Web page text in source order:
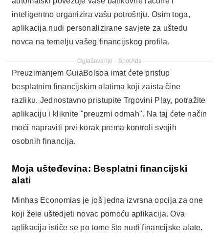
moći napraviti prvi korak prema kontroli svojih
osobnih financija.
Moja ušteđevina: Besplatni financijski
Minhas Economias je još jedna izvrsna opcija za one
koji žele uštedjeti novac pomoću aplikacija. Ova
aplikacija ističe se po tome što nudi financijske alate.
besplatno koji vam pomažu u strateškom planiranju
štednje. Također vam omogućuju stvaranje
kratkoročnih i dugoročnih ciljeva.
Imajući to na umu, ako tražite aplikaciju koja olakšava
upravljanje financijama, Minhas Economias je odličan
izbor. Za početak, preuzmite je s Trgovine Play i
istražite njezine značajke. Na taj ćete način biti bliže
ostvarenju svojih financijskih ciljeva.